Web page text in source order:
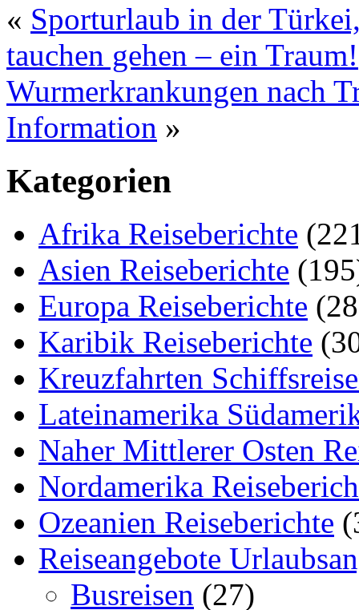
« Sporturlaub in der
tauchen gehen – ein Traum!
Wurmerkrankungen nach
Information »
Kategorien
Afrika Reiseberichte
Asien Reiseberichte
Europa Reiseberichte
Karibik Reiseberichte
Kreuzfahrten
Lateinamerika
Naher Mittlerer Osten
Nordamerika
Ozeanien Reiseberichte
Reiseangebote
Busreisen (27)